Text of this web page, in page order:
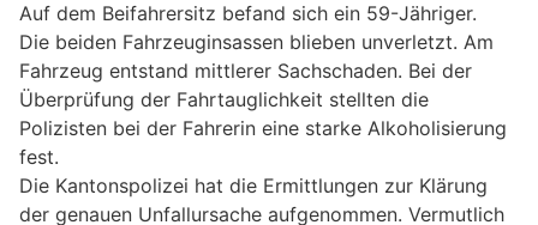
Auf dem Beifahrersitz befand sich ein 59-Jähriger.
Die beiden Fahrzeuginsassen blieben unverletzt. Am
Fahrzeug entstand mittlerer Sachschaden. Bei der
Überprüfung der Fahrtauglichkeit stellten die
Polizisten bei der Fahrerin eine starke Alkoholisierung
fest.
Die Kantonspolizei hat die Ermittlungen zur Klärung
der genauen Unfallursache aufgenommen. Vermutlich